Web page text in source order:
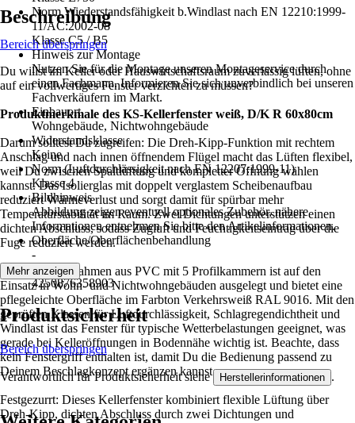
Norm Wiederstandsfähigkeit b.Windlast nach EN 12210:1999-
11/AC:2002-08
Klasse C5 / B5
Hinweis zur Montage
Nutzen Sie für die Montage unseren Montageservice durch
einen Fachmann. Informieren Sie sich unverbindlich bei unseren
Fachverkäufern im Markt.
Einbauort
Wohngebäude, Nichtwohngebäude
Widerstandsklasse
Keine
Norm (Luftdurchlässigkeit nach EN 12207:1999-11)
Klasse 4
Bildhinweis
Abbildung zeigen eventuell optionales Zubehör, nähere
Informationen entnehmen Sie bitte den Artikelinformationen.
Oberfläche/Oberflächenbehandlung
-
EAN
4250876358903
Beschreibung
Bereich überspringen
Du willst im Keller oder Hauswirtschaftsraum zuverlässig lüften, ohne
auf ein vollwertiges Fenster verzichten zu müssen?
Produktmerkmale des KS-Kellerfenster weiß, D/K R 60x80cm
Darum solltest Du zugreifen: Die Dreh-Kipp-Funktion mit rechtem
Anschlag und nach innen öffnendem Flügel macht das Lüften flexibel,
weil Du zwischen Spaltlüftung und kompletter Öffnung wählen
kannst. Das Isolierglas mit doppelt verglastem Scheibenaufbau
reduziert Wärmeverlust und sorgt damit für spürbar mehr
Temperaturstabilität im Raum. Zwei Dichtungen unterstützen einen
dichten Abschluss, sodass Zugluft und Feuchtigkeitseintrag über die
Fuge reduziert werden.
Der Kunststoffrahmen aus PVC mit 5 Profilkammern ist auf den
Einsatz in Wohn- und Nichtwohngebäuden ausgelegt und bietet eine
pflegeleichte Oberfläche im Farbton Verkehrsweiß RAL 9016. Mit den
geprüften Klassen für Luftdurchlässigkeit, Schlagregendichtheit und
Windlast ist das Fenster für typische Wetterbelastungen geeignet, was
gerade bei Kelleröffnungen in Bodennähe wichtig ist. Beachte, dass
kein Fenstergriff enthalten ist, damit Du die Bedienung passend zu
Deinem Beschlagkonzept ergänzen kannst.
Festgezurrt: Dieses Kellerfenster kombiniert flexible Lüftung über
Dreh-Kipp, dichten Abschluss durch zwei Dichtungen und
Mehr anzeigen
Produktsicherheit
Bereich überspringen
Verantwortlich für Produktsicherheit siehe Herstellerinformationen .